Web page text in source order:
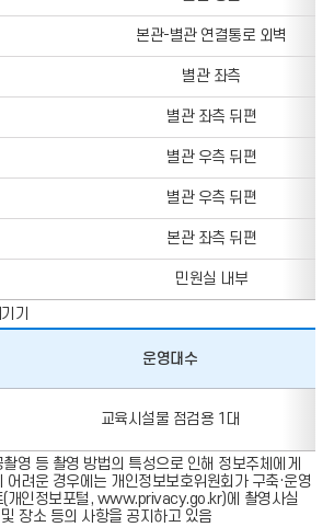
본관-별관 연결통로 외벽
별관 좌측
별관 좌측 뒤편
별관 우측 뒤편
별관 우측 뒤편
본관 좌측 뒤편
민원실 내부
기
운영대수
교육시설물 점검용 1대
영 등 촬영 방법의 특성으로 인해 정보주체에게
어려운 경우에는 개인정보보호위원회가 구축·운영
(개인정보포털, www.privacy.go.kr)에 촬영사실
장소 등의 사항을 공지하고 있음